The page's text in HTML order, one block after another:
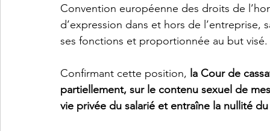
Convention européenne des droits de
d’expression dans et hors de
ses fonctions et proportionnée au but visé.
Confirmant cette position, la Cour de
partiellement, sur le contenu sexuel de
vie privée du salarié et entraîne la nullité